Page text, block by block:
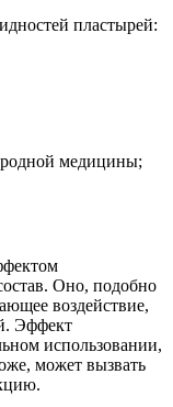
пластырей:
медицины;
Оно, подобно
воздействие,
Эффект
использовании,
может вызвать